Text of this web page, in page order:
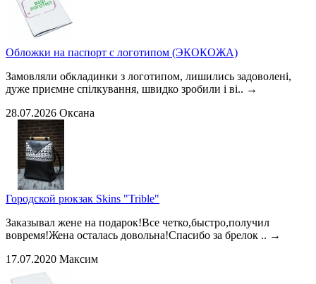
Обложки на паспорт с логотипом (ЭКОКОЖА)
Замовляли обкладинки з логотипом, лишились задоволені,
дуже приємне спілкування, швидко зробили і ві.. →
28.07.2026 Оксана
Городской рюкзак Skins "Trible"
Заказывал жене на подарок!Все четко,быстро,получил
вовремя!Жена осталась довольна!Спасибо за брелок .. →
17.07.2020 Максим